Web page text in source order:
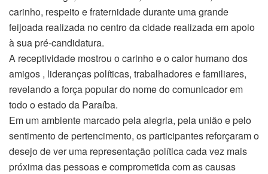
carinho, respeito e fraternidade durante uma grande
feijoada realizada no centro da cidade realizada em apoio
à sua pré-candidatura.
A receptividade mostrou o carinho e o calor humano dos
amigos , lideranças políticas, trabalhadores e familiares,
revelando a força popular do nome do comunicador em
todo o estado da Paraíba.
Em um ambiente marcado pela alegria, pela união e pelo
sentimento de pertencimento, os participantes reforçaram o
desejo de ver uma representação política cada vez mais
próxima das pessoas e comprometida com as causas